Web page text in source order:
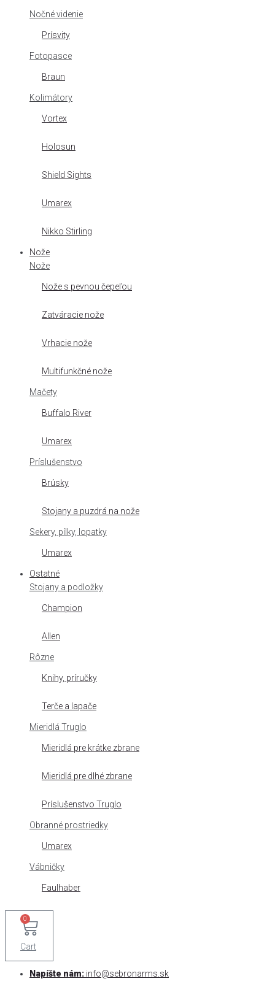
Nočné videnie
Prísvity
Fotopasce
Braun
Kolimátory
Vortex
Holosun
Shield Sights
Umarex
Nikko Stirling
Nože
Nože
Nože s pevnou čepeľou
Zatváracie nože
Vrhacie nože
Multifunkčné nože
Mačety
Buffalo River
Umarex
Príslušenstvo
Brúsky
Stojany a puzdrá na nože
Sekery, pílky, lopatky
Umarex
Ostatné
Stojany a podložky
Champion
Allen
Rôzne
Knihy, príručky
Terče a lapače
Mieridlá Truglo
Mieridlá pre krátke zbrane
Mieridlá pre dlhé zbrane
Príslušenstvo Truglo
Obranné prostriedky
Umarex
Vábničky
Faulhaber
0
Cart
Napíšte nám: info@sebronarms.sk